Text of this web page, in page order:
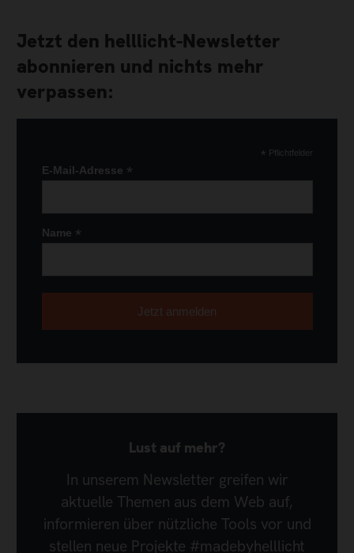
Jetzt den helllicht-Newsletter
abonnieren und nichts mehr
verpassen:
* Pflichtfelder
E-Mail-Adresse *
Name *
Lust auf mehr?
In unserem Newsletter greifen wir
aktuelle Themen aus dem Web auf,
informieren über nützliche Tools vor und
stellen neue Projekte #madebyhelllicht